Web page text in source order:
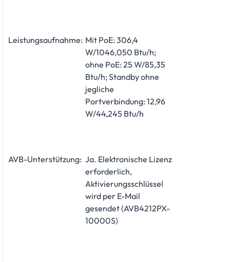
Leistungsaufnahme: Mit PoE: 306,4
W/1046,050 Btu/h;
ohne PoE: 25 W/85,35
Btu/h; Standby ohne
jegliche
Portverbindung: 12,96
W/44,245 Btu/h
AVB-Unterstützung: Ja. Elektronische Lizenz
erforderlich,
Aktivierungsschlüssel
wird per E-Mail
gesendet (AVB4212PX-
10000S)